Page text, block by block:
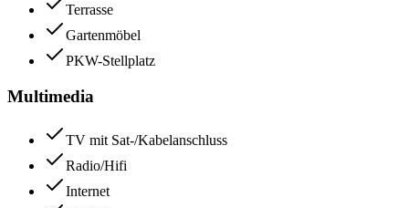
Terrasse
Gartenmöbel
PKW-Stellplatz
Multimedia
TV mit Sat-/Kabelanschluss
Radio/Hifi
Internet